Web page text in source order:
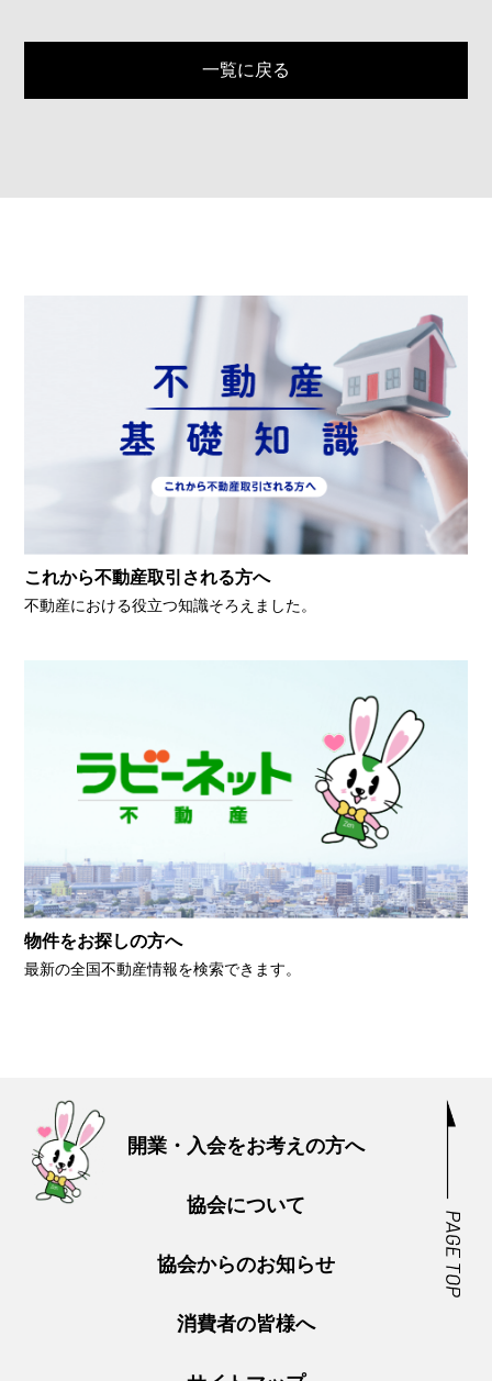
一覧に戻る
これから不動産取引される方へ
不動産における役立つ知識そろえました。
物件をお探しの方へ
最新の全国不動産情報を検索できます。
開業・入会をお考えの方へ
協会について
協会からのお知らせ
消費者の皆様へ